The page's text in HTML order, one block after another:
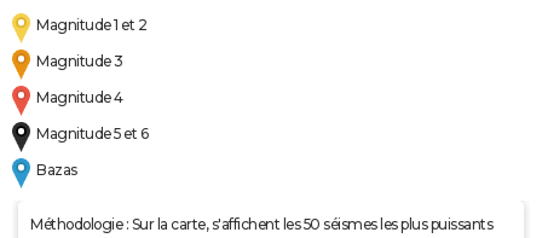
Magnitude 1 et 2
Magnitude 3
Magnitude 4
Magnitude 5 et 6
Bazas
Méthodologie : Sur la carte, s'affichent les 50 séismes les plus puissants